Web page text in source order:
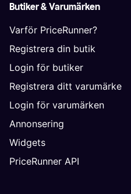
Butiker & Varumärken
Varför PriceRunner?
Registrera din butik
Login för butiker
Registrera ditt varumärke
Login för varumärken
Annonsering
Widgets
PriceRunner API